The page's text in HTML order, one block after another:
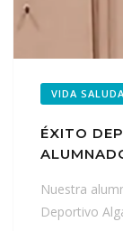
VIDA
ÉXITO
Nuestra
Deportivo